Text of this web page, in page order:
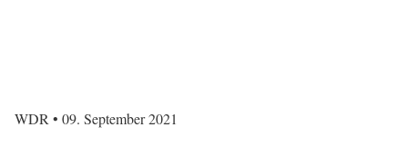
WDR • 09. September 2021